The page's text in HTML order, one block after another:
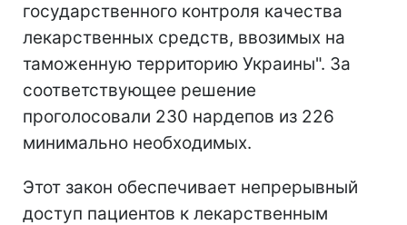
государственного контроля качества
лекарственных средств, ввозимых на
таможенную территорию Украины". За
соответствующее решение
проголосовали 230 нардепов из 226
минимально необходимых.
Этот закон обеспечивает непрерывный
доступ пациентов к лекарственным